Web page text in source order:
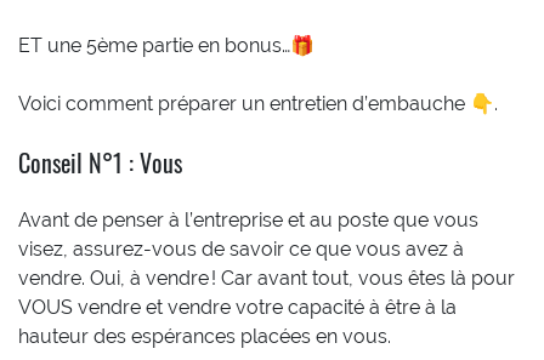
ET une 5ème partie en bonus…🎁
Voici comment préparer un entretien d’embauche 👇.
Conseil N°1 : Vous
Avant de penser à l’entreprise et au poste que vous
visez, assurez-vous de savoir ce que vous avez à
vendre. Oui, à vendre ! Car avant tout, vous êtes là pour
VOUS vendre et vendre votre capacité à être à la
hauteur des espérances placées en vous.